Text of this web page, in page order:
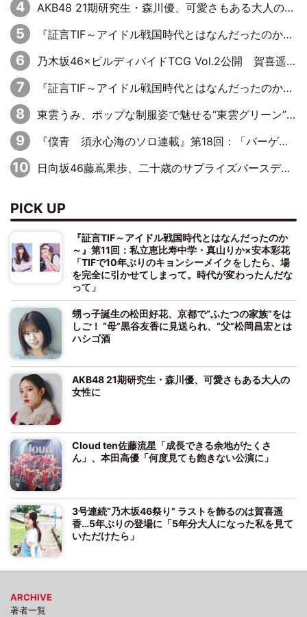
AKB48 21期研究生・森川優、可愛さもある大人の女性に
『証言TIF～アイドル戦国時代とはなんだったのか～』第10回：さくら学院・武藤彩未×飯田らうら「正直、中3で辞めるというのを信じてなくて。そう言われてはいたけど、嘘でしょって」
乃木坂46×ビルディバイドTCG Vol.2公開 賀喜遥香＆田村真佑が『京まふ』ステージに登壇
『証言TIF～アイドル戦国時代とはなんだったのか～』第8回：Negicco・Nao☆×Megu×Kaede「東京からオファーが来たのと、梨の皮剥きとどっちが大事なんだって」
東雲うみ、ポップな制服姿で魅せる“東雲グリーン”の正体
『僕青 須永心海のソロ連載』第18回：「バーゲンセールハンターみうな inしまむら」編
日向坂46藤嶌果歩、二十歳のサプライズバースデーに大喜び「頼られる先輩になれるように努力していきたい」
PICK UP
『証言TIF～アイドル戦国時代とはなんだったのか
～』第11回：私立恵比寿中学・真山りか×安本彩花
「TIFで10年ぶりのキョンシーメイクをしたら、場
を完全に引かせてしまって。時代が変わったんだな
って」
甥っ子誕生の松田好花、京都で“ふたつの家族”をは
しご！ “母”黒谷友香に見送られ、“父”松岡昌宏とは
ハシゴ酒
AKB48 21期研究生・森川優、可愛さもある大人の
女性に
Cloud ten佐藤流星「成長できる余地がたくさ
ん」、本田高優「何度見ても飽きない公演に」
3号連続“乃木坂46祭り” ラストを飾るのは賀喜遥
香…5年ぶりの登場に「5年分大人になった私を見て
いただけたら」
ARCHIVE
著者一覧